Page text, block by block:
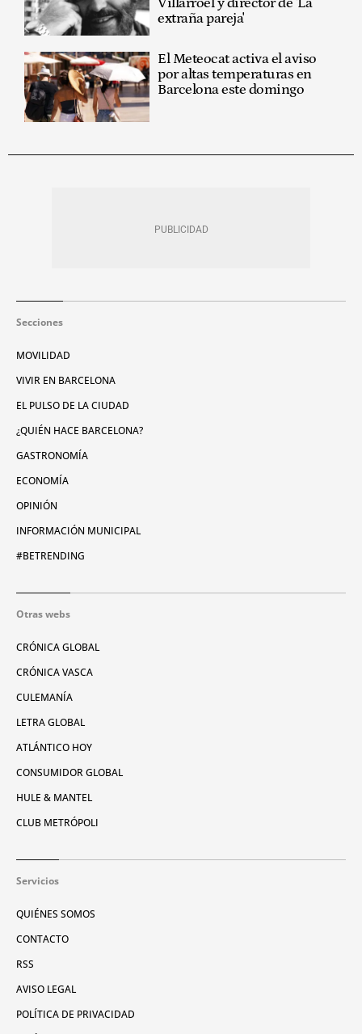
extraña pareja'
El Meteocat activa el aviso
por altas temperaturas en
Barcelona este domingo
Secciones
MOVILIDAD
VIVIR EN BARCELONA
EL PULSO DE LA CIUDAD
¿QUIÉN HACE BARCELONA?
GASTRONOMÍA
ECONOMÍA
OPINIÓN
INFORMACIÓN MUNICIPAL
#BETRENDING
Otras webs
CRÓNICA GLOBAL
CRÓNICA VASCA
CULEMANÍA
LETRA GLOBAL
ATLÁNTICO HOY
CONSUMIDOR GLOBAL
HULE & MANTEL
CLUB METRÓPOLI
Servicios
QUIÉNES SOMOS
CONTACTO
RSS
AVISO LEGAL
POLÍTICA DE PRIVACIDAD